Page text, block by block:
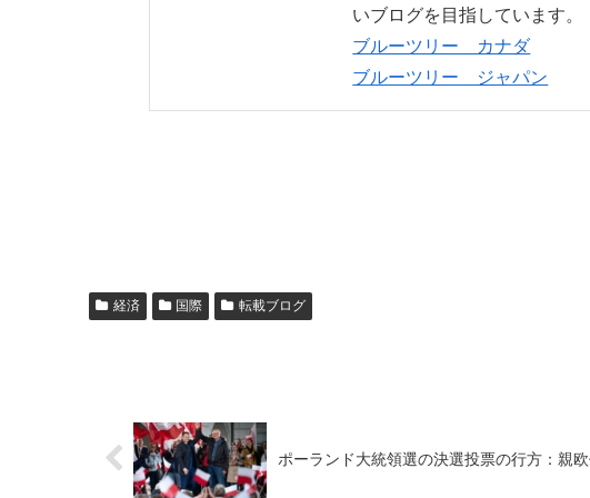
いブログを目指しています。
ブルーツリー カナダ
ブルーツリー ジャパン
経済 国際 転載ブログ
ポーランド大統領選の決選投票の行方：親